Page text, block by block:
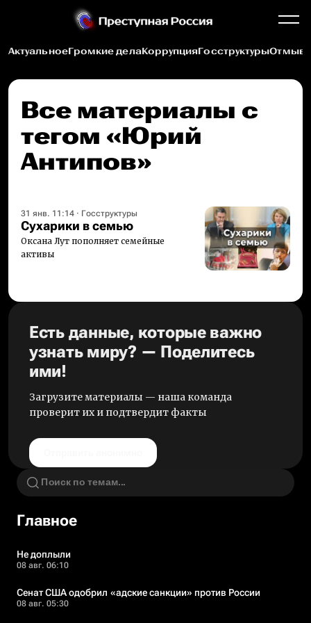
АктуальноеГромкие делаКоррупцияГосструктуры
Все материалы c
тегом «Юрий
Антипов»
31 янв. 11:14 · Госструктуры
Сухарики в семью
Оксана Лут пополняет семейные
активы
Есть данные, которые важно
узнать миру? — Поделитесь
ими!
Загрузите материалы — наша команда
проверит их и подтвердит факты
Главное
Не доплыли
08 авг. 06:10
Сенат США одобрил «адские санкции» против России
08 авг. 05:30